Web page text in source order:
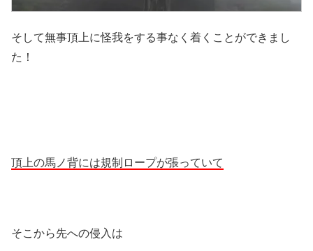
そして無事頂上に怪我をする事なく着くことができまし
た！
頂上の馬ノ背には規制ロープが張っていて
そこから先への侵入は